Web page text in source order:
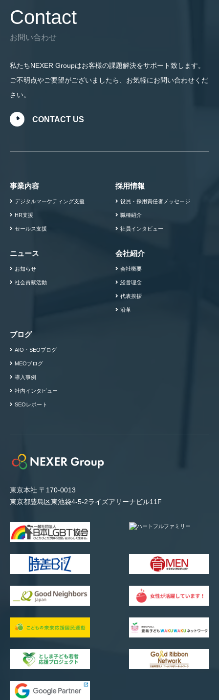
Contact
お問い合わせ
私たちNEXER Groupはお客様の課題解決をサポート致します。
ご不明点やご要望がございましたら、お気軽にお問い合わせくだ
さい。
CONTACT US
東京本社 〒170-0013
東京都豊島区東池袋4-5-2ライズアリーナビル11F
事業内容
デジタルマーケティング支援
HR支援
セールス支援
採用情報
役員・採用責任者メッセージ
職種紹介
社員インタビュー
ニュース
お知らせ
社会貢献活動
会社紹介
会社概要
経営理念
代表挨拶
沿革
ブログ
AIO・SEOブログ
MEOブログ
導入事例
社内インタビュー
SEOレポート